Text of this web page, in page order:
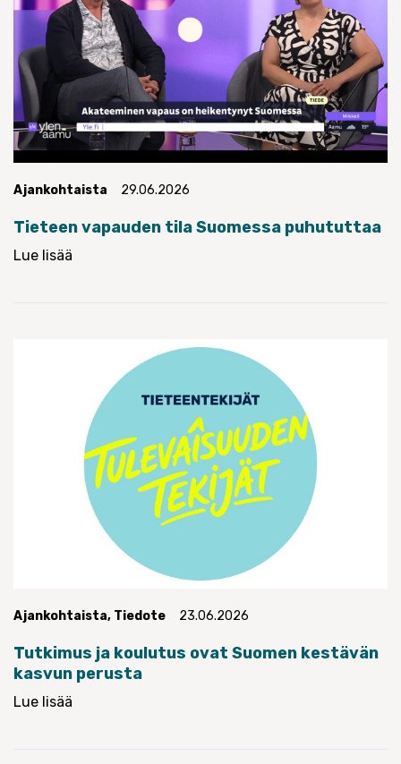
Ajankohtaista 29.06.2026
Tieteen vapauden tila Suomessa puhututtaa
Lue lisää
Ajankohtaista, Tiedote 23.06.2026
Tutkimus ja koulutus ovat Suomen kestävän
kasvun perusta
Lue lisää